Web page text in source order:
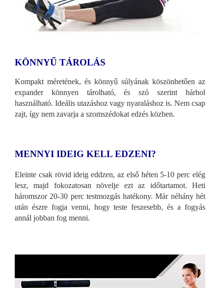
KÖNNYŰ TÁROLÁS
Kompakt méretének, és könnyű súlyának köszönhetően az
expander könnyen tárolható, és szó szerint bárhol
használható. Ideális utazáshoz vagy nyaraláshoz is. Nem csap
zajt, így nem zavarja a szomszédokat edzés közben.
MENNYI IDEIG KELL EDZENI?
Eleinte csak rövid ideig eddzen, az első héten 5-10 perc elég
lesz, majd fokozatosan növelje ezt az időtartamot. Heti
háromszor 20-30 perc testmozgás hatékony. Már néhány hét
után észre fogja venni, hogy teste feszesebb, és a fogyás
annál jobban fog menni.